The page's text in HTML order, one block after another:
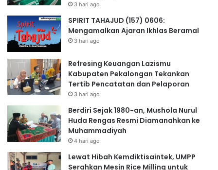
3 hari ago
SPIRIT TAHAJUD (157) 0606:
Mengamalkan Ajaran Ikhlas Beramal
3 hari ago
Refresing Keuangan Lazismu
Kabupaten Pekalongan Tekankan
Tertib Pencatatan dan Pelaporan
3 hari ago
Berdiri Sejak 1980-an, Mushola Nurul
Huda Rengas Resmi Diamanahkan ke
Muhammadiyah
4 hari ago
Lewat Hibah Kemdiktisaintek, UMPP
Serahkan Mesin Rice Milling untuk